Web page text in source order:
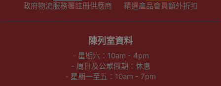
政府物流服務署註冊供應商 精選產品會員額外折扣
陳列室資料
- 星期六：10am - 4pm
- 周日及公眾假期：休息
- 星期一至五：10am - 7pm